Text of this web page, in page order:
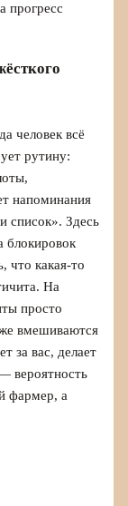
прогресс
человек всё
рутину:
напоминания
список». Здесь
блокировок
что какая‑то
На
просто
вмешиваются
за вас, делает
вероятность
фармер, а